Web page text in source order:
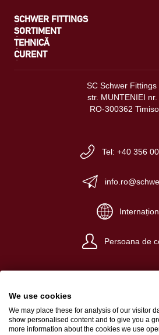
SCHWER FITTINGS
SORTIMENT
TEHNICĂ
CURENT
SC Schwer Fittings
str. MUNTENIEI nr.
RO-300362
Tel: +40 356
Persoana de
Despre noi
We use cookies
We may place these for analysis of our visitor
show personalised content and to give you a
more information about the cookies we use